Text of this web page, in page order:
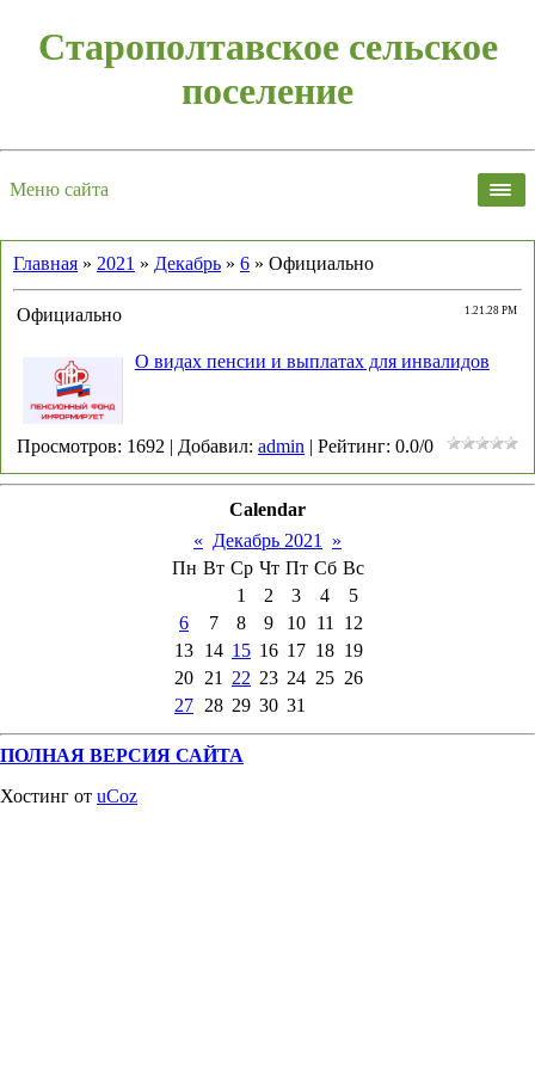
Старополтавское сельское
поселение
Меню сайта
Главная » 2021 » Декабрь » 6 » Официально
1.21.28 PM
Официально
О видах пенсии и выплатах для инвалидов
Просмотров: 1692 | Добавил: admin | Рейтинг: 0.0/0
Calendar
« Декабрь 2021
»
Пн Вт Ср Чт Пт Сб Вс
1
2 3 4
5
6
7 8 9 10 11
12
13 14 15 16 17 18 19
20 21 22 23 24 25 26
27 28 29 30 31
ПОЛНАЯ ВЕРСИЯ САЙТА
Хостинг от uCoz